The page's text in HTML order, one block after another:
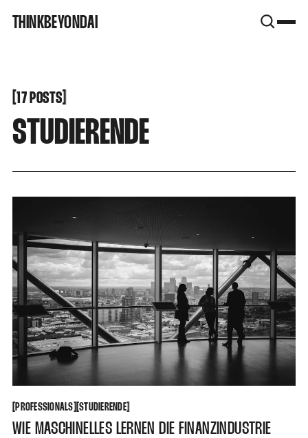
THINKBEYONDAI
[17 POSTS
STUDIERENDE
[PROFESSIONALS[ [STUDIERENDE[
WIE MASCHINELLES LERNEN DIE FINANZINDUSTRIE